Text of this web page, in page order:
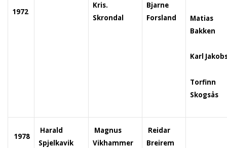
1972
Kris.
Skrondal
Bjarne
Forsland
Matias
Bakken
Karl
Torfinn
Skogsås
1978
Harald
Spjelkavik
Magnus
Vikhammer
Reidar
Breirem